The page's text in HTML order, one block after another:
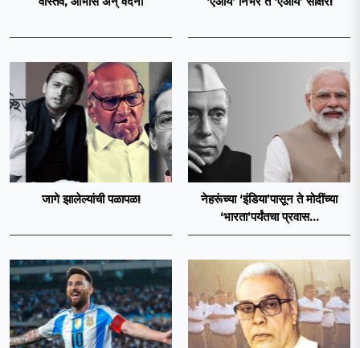
जागे झालेल्यांची पळापळ!
नेहरूंच्या ‘इंडिया’पासून ते मोदींच्या
‘भारता’पर्यंतचा प्रवास...